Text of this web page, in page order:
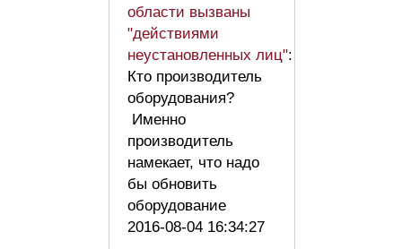
области вызваны
"действиями
неустановленных лиц":
Кто производитель
оборудования?
Именно
производитель
намекает, что надо
бы обновить
оборудование
2016-08-04 16:34:27